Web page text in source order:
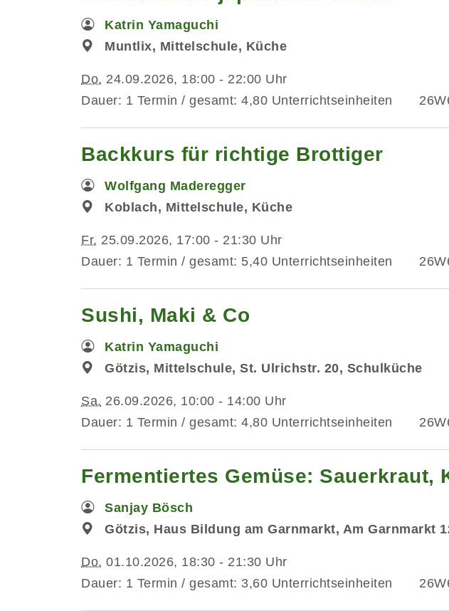
Katrin Yamaguchi
Muntlix, Mittelschule, Küche
Do. 24.09.2026, 18:00 - 22:00 Uhr
Dauer: 1 Termin / gesamt: 4,80 Unterrichtseinheiten
Backkurs für richtige Brottiger
Wolfgang Maderegger
Koblach, Mittelschule, Küche
Fr. 25.09.2026, 17:00 - 21:30 Uhr
Dauer: 1 Termin / gesamt: 5,40 Unterrichtseinheiten
Sushi, Maki & Co
Katrin Yamaguchi
Götzis, Mittelschule, St. Ulrichstr. 20, Schulküche
Sa. 26.09.2026, 10:00 - 14:00 Uhr
Dauer: 1 Termin / gesamt: 4,80 Unterrichtseinheiten
Fermentiertes Gemüse: Sauerkraut,
Sanjay Bösch
Götzis, Haus Bildung am Garnmarkt, Am Garnmarkt
Do. 01.10.2026, 18:30 - 21:30 Uhr
Dauer: 1 Termin / gesamt: 3,60 Unterrichtseinheiten